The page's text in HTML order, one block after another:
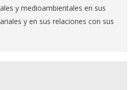
y medioambientales en sus
y en sus relaciones con sus